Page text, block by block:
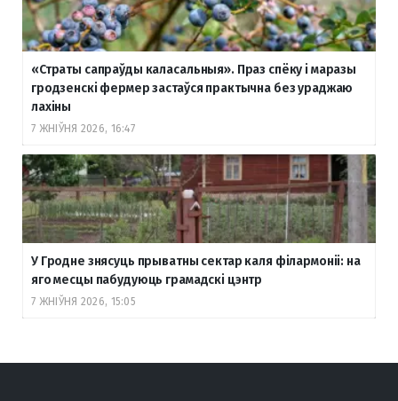
«Страты сапраўды каласальныя». Праз спёку і маразы
гродзенскі фермер застаўся практычна без ураджаю
лахіны
7 ЖНІЎНЯ 2026, 16:47
У Гродне знясуць прыватны сектар каля філармоніі: на
яго месцы пабудуюць грамадскі цэнтр
7 ЖНІЎНЯ 2026, 15:05